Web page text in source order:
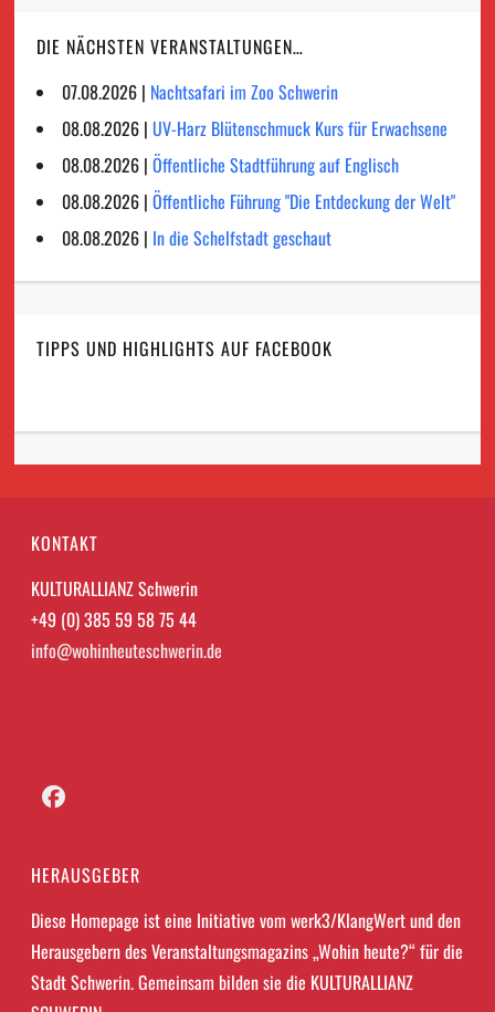
DIE NÄCHSTEN VERANSTALTUNGEN…
07.08.2026 | Nachtsafari im Zoo Schwerin
08.08.2026 | UV-Harz Blütenschmuck Kurs für Erwachsene
08.08.2026 |Öffentliche Stadtführung auf Englisch
08.08.2026 |Öffentliche Führung "Die Entdeckung der Welt"
08.08.2026 | In die Schelfstadt geschaut
TIPPS UND HIGHLIGHTS AUF FACEBOOK
KONTAKT
KULTURALLIANZ Schwerin
+49 (0) 385 59 58 75 44
info@wohinheuteschwerin.de
HERAUSGEBER
Diese Homepage ist eine Initiative vom werk3/KlangWert und den
Herausgebern des Veranstaltungsmagazins „Wohin heute?“ für die
Stadt Schwerin. Gemeinsam bilden sie die KULTURALLIANZ